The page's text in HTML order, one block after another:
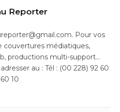
Reporter
Pour vos
couvertures médiatiques,
productions multi-support…
au : Tél : (00 228) 92 60
10